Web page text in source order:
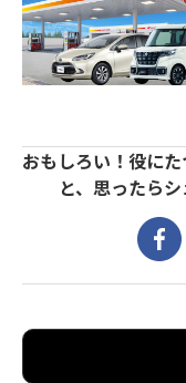
おもしろい！役にた
と、思ったら